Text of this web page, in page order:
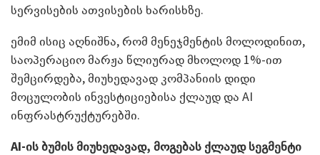
სერვისების ათვისების ხარისხზე.
ემიმ ისიც აღნიშნა, რომ მენეჯმენტის მოლოდინით,
საოპერაციო მარჟა წლიურად მხოლოდ 1%-ით
შემცირდება, მიუხედავად კომპანიის დიდი
მოცულობის ინვესტიციებისა ქლაუდ და AI
ინფრასტრუქტურებში.
AI-ის ბუმისმიუხედავად, მოგებას ქლაუდ სეგმენტი